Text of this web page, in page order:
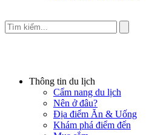
Thông tin du lịch
Cẩm nang du lịch
Nên ở đâu?
Địa điểm Ăn & Uống
Khám phá điểm đến